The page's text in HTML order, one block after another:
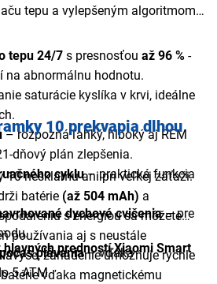
tepu a vylepšeným algoritmom
tepu 24/7 s presnosťou až 96 % -
na abnormálnu hodnotu.
saturácie kyslíka v krvi, ideálne
– rozpozná ľahký, hlboký aj REM
dňový plán zlepšenia.
cyklu– praktická funkcia
dychové cvičenia– pre
plávania– vďaka
5 ATM.
10 prekvapia dlhou
10 nesklamú ani pri veľkej záťaži.
batérie (až 504 mAh) a
s energiou sa môžete
používania aj s neustále
zariadenie umožňuje rýchle
vďaka magnetickému
hlavných predností Xiaomi Smart